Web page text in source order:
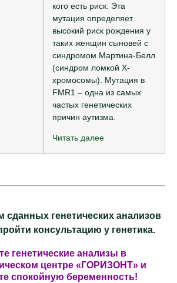
кого есть риск. Эта
мутация определяет
высокий риск рождения у
таких женщин сыновей с
синдромом Мартина-Белл
(синдром ломкой Х-
хромосомы). Мутация в
FMR1 – одна из самых
частых генетических
причин аутизма.
Читать далее
сданных генетических анализов
консультацию у генетика.
генетические анализы в
центре «ГОРИЗОНТ» и
спокойную беременность!